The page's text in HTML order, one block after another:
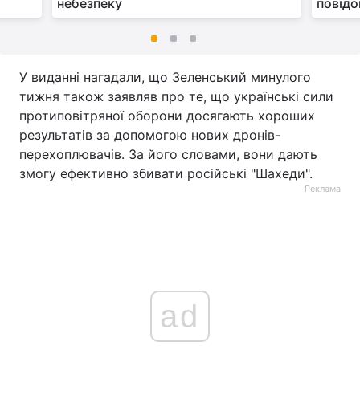
У виданні нагадали, що Зеленський минулого
тижня також заявляв про те, що українські сили
протиповітряної оборони досягають хороших
результатів за допомогою нових дронів-
перехоплювачів. За його словами, вони дають
змогу ефективно збивати російські "Шахеди".
Реклама
ad